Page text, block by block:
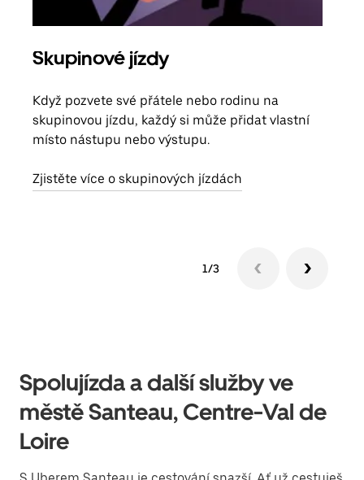
Skupinové jízdy
Když pozvete své přátele nebo rodinu na
skupinovou jízdu, každý si může přidat vlastní
místo nástupu nebo výstupu.
Zjistěte více o skupinových jízdách
1/3
Spolujízda a další služby ve
městě Santeau, Centre-Val de
Loire